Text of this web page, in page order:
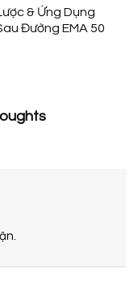
& Ứng Dụng
Đường EMA 50